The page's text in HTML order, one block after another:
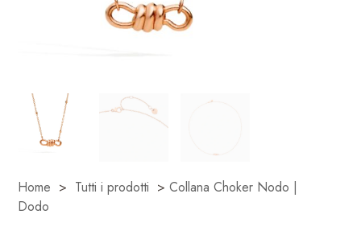
Home > Tutti i prodotti > Collana Choker Nodo |
Dodo